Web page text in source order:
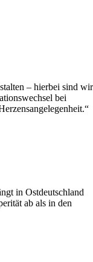
– hierbei sind wir
bei
in Ostdeutschland
ab als in den